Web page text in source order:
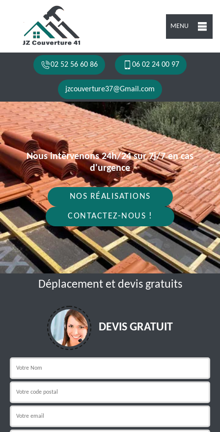
MENU
02 52 56 60 86 06 02 24 00 97
jzcouverture37@Gmail.com
Nous intervenons 24h/24 sur 7j/7 en cas
d'urgence
NOS RÉALISATIONS
CONTACTEZ-NOUS !
Déplacement et devis gratuits
DEVIS GRATUIT